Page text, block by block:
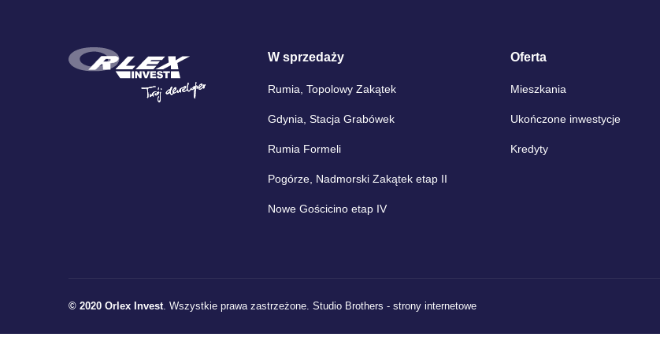
W sprzedaży
Rumia, Topolowy Zakątek
Gdynia, Stacja Grabówek
Rumia Formeli
Pogórze, Nadmorski Zakątek etap II
Nowe Gościcino etap IV
Oferta
Mieszkania
Ukończone inwestycje
Kredyty
© 2020 Orlex Invest . Wszystkie prawa zastrzeżone. Studio Brothers - strony internetowe